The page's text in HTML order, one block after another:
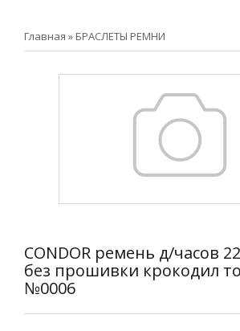
Главная » БРАСЛЕТЫ РЕМНИ
CONDOR ремень д/часов
без прошивки крокодил
№0006